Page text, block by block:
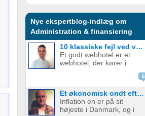
Nye ekspertblog-indlæg om
Administration & finansiering
10 klassiske fejl ved valg af webhotel – og hvordan du undgår dem
Et godt webhotel er et
webhotel, der kører i
har de fleste det; man skal
helst glemme, at man har
et webhotel, men
6
Et økonomisk ondt efterår for startups
Inflation en er på sit
højeste i Danmark, og i